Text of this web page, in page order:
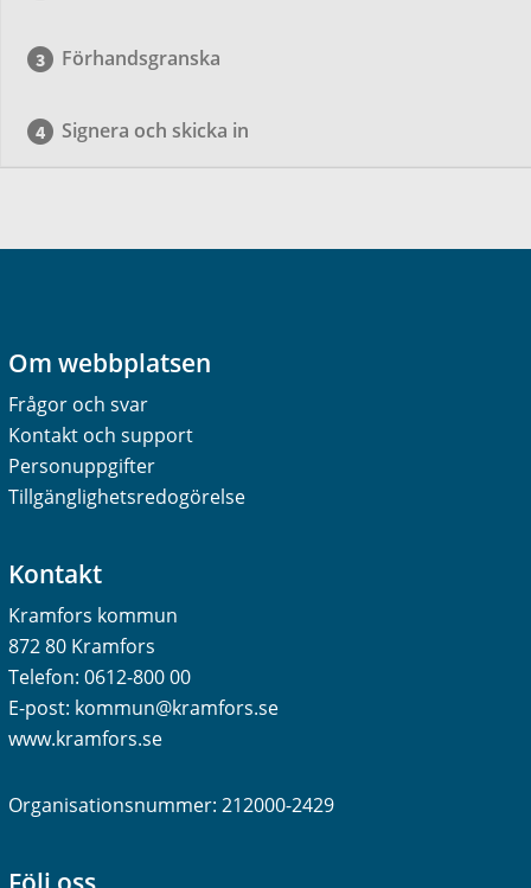
Förhandsgranska
Signera och skicka in
Om webbplatsen
Frågor och svar
Kontakt och support
Personuppgifter
Tillgänglighetsredogörelse
Kontakt
Kramfors kommun
872 80 Kramfors
Telefon: 0612-800 00
E-post: kommun@kramfors.se
www.kramfors.se
Organisationsnummer: 212000-2429